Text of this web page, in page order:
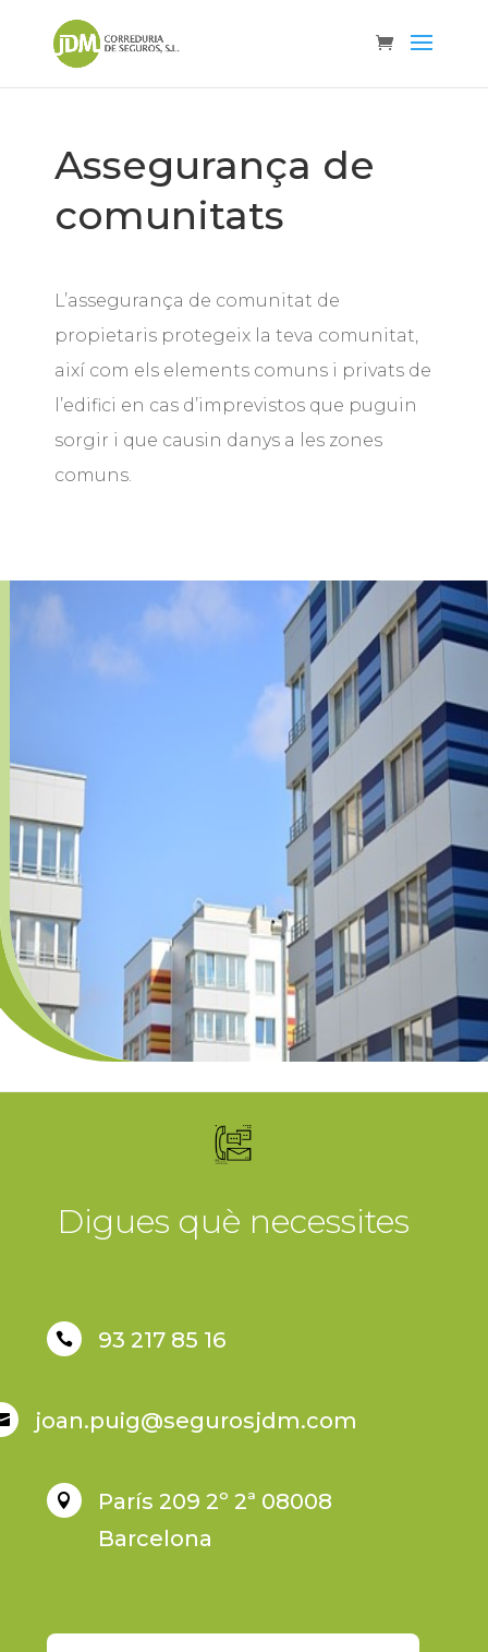
Assegurança de
comunitats
L’assegurança de comunitat de
propietaris protegeix la teva comunitat,
així com els elements comuns i privats de
l’edifici en cas d’imprevistos que puguin
sorgir i que causin danys a les zones
comuns.
Digues què necessites
 93 217 85 16
joan.puig@segurosjdm.com

París 209 2º 2ª 08008
Barcelona